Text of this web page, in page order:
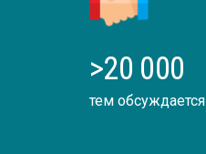
>20 000
тем обсуждается